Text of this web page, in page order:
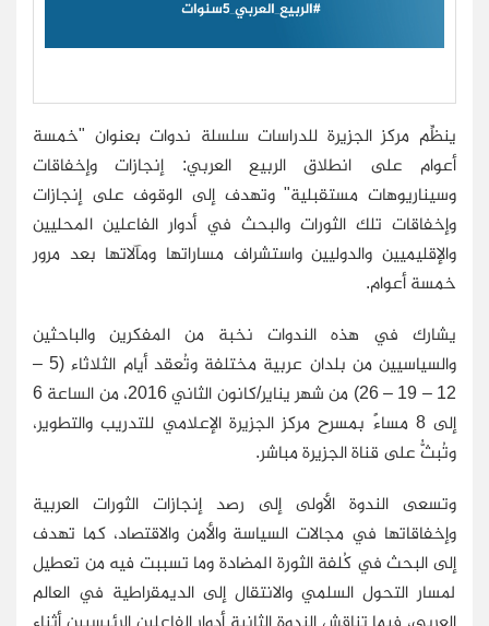
ينظِّم مركز الجزيرة للدراسات سلسلة ندوات بعنوان "خمسة
أعوام على انطلاق الربيع العربي: إنجازات وإخفاقات
وسيناريوهات مستقبلية" وتهدف إلى الوقوف على إنجازات
وإخفاقات تلك الثورات والبحث في أدوار الفاعلين المحليين
والإقليميين والدوليين واستشراف مساراتها ومآلاتها بعد مرور
خمسة أعوام.
يشارك في هذه الندوات نخبة من المفكرين والباحثين
والسياسيين من بلدان عربية مختلفة وتُعقد أيام الثلاثاء (5 –
12 – 19 – 26) من شهر يناير/كانون الثاني 2016، من الساعة 6
إلى 8 مساءً بمسرح مركز الجزيرة الإعلامي للتدريب والتطوير،
وتُبثُّ على قناة الجزيرة مباشر.
وتسعى الندوة الأولى إلى رصد إنجازات الثورات العربية
وإخفاقاتها في مجالات السياسة والأمن والاقتصاد، كما تهدف
إلى البحث في كُلفة الثورة المضادة وما تسببت فيه من تعطيل
لمسار التحول السلمي والانتقال إلى الديمقراطية في العالم
العربي، فيما تناقش الندوة الثانية أدوار الفاعلين الرئيسيين أثناء